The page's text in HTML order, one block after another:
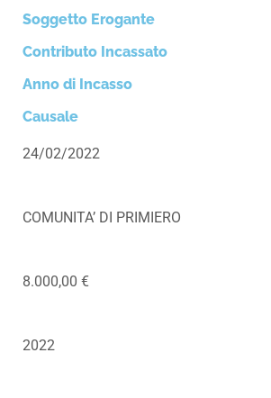
Soggetto Erogante
Contributo Incassato
Anno di Incasso
Causale
24/02/2022
COMUNITA’ DI PRIMIERO
8.000,00 €
2022